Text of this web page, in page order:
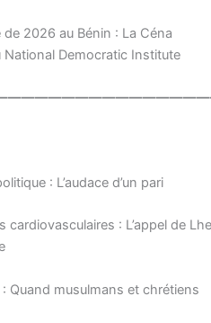
2026 au Bénin : La Céna
Democratic Institute
: L’audace d’un pari
: L’appel de
Quand musulmans et chrétiens